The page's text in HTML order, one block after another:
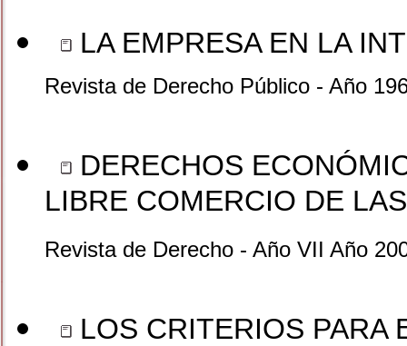
LA EMPRESA EN LA
Revista de Derecho Público - Año
DERECHOS
LIBRE COMERCIO DE
Revista de Derecho - Año VII Año
LOS CRITERIOS PARA